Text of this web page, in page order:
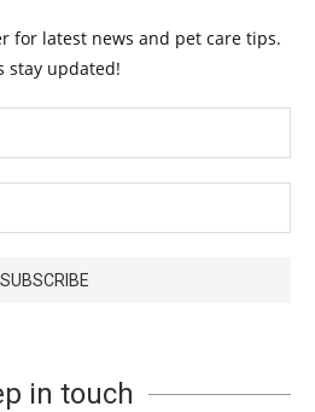
for latest news and pet care tips.
stay updated!
in touch